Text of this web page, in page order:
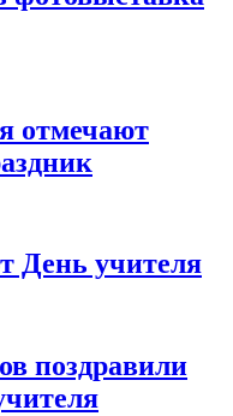
отмечают
День учителя
поздравили